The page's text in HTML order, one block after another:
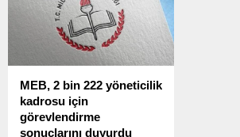
yayımlanan T.C. İnkılap
Tarihi ve Atatürkçülük
dersinin yeni müfredat
taslağını Cumhuriyet’e
derste okutulacak 17 başlık
belirlenmiş, sadece ilk
dördünde Atatürk’le ve
MEB, 2 bin 222 yöneticilik
kadrosu için
görevlendirme
sonuçlarını duyurdu